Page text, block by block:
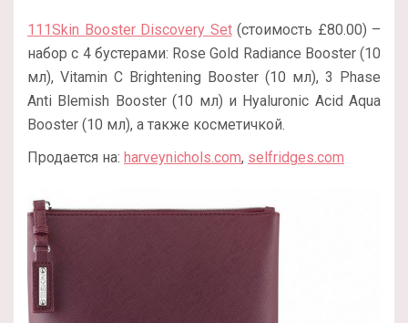
111Skin Booster Discovery Set(стоимость £‌80.00) –
набор с 4 бустерами: Rose Gold Radiance Booster (10
мл), Vitamin C Brightening Booster (10 мл), 3 Phase
Anti Blemish Booster (10 мл) и Hyaluronic Acid Aqua
Booster (10 мл), а также косметичкой.
Продается на: harveynichols.com, selfridges.com